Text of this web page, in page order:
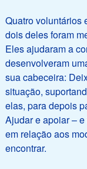
Quatro voluntários
dois deles foram
Eles ajudaram a
desenvolveram
sua cabeceira:
situação,
elas, para depois
Ajudar e apoiar –
em relação aos
encontrar.